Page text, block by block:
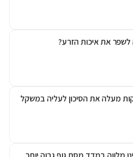
לשפר את איכות הזרע?
מעלה את הסיכון לעליה במשקל